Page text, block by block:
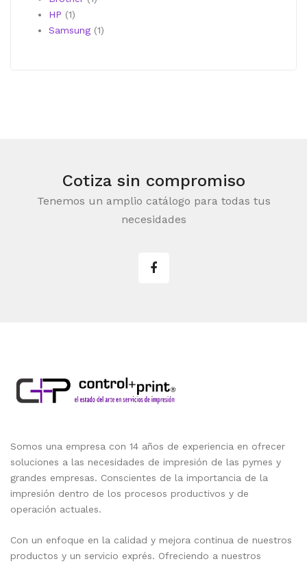
HP 11
producto
Samsung 11
Cotiza sin compromiso
Tenemos un amplio catálogo para todas tus
necesidades
Somos una empresa con 14 años de experiencia en ofrecer
soluciones a las necesidades de impresión de las pymes y
grandes empresas. Conscientes de la importancia de la
impresión dentro de los procesos productivos y de
operación actuales.
Con un enfoque en la calidad y mejora continua de nuestros
productos y un servicio exprés. Ofreciendo a nuestros